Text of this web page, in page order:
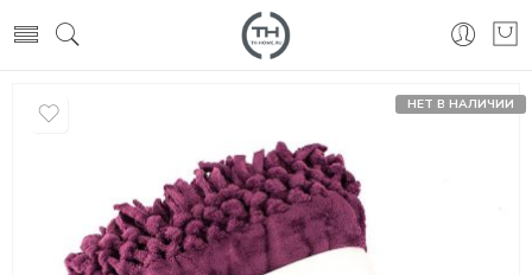
НЕТ В НАЛИЧИИ